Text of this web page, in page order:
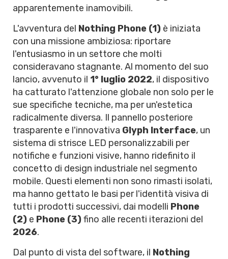
apparentemente inamovibili.
L'avventura del Nothing Phone (1) è iniziata
con una missione ambiziosa: riportare
l'entusiasmo in un settore che molti
consideravano stagnante. Al momento del suo
lancio, avvenuto il 1° luglio 2022, il dispositivo
ha catturato l'attenzione globale non solo per le
sue specifiche tecniche, ma per un'estetica
radicalmente diversa. Il pannello posteriore
trasparente e l'innovativa Glyph Interface, un
sistema di strisce LED personalizzabili per
notifiche e funzioni visive, hanno ridefinito il
concetto di design industriale nel segmento
mobile. Questi elementi non sono rimasti isolati,
ma hanno gettato le basi per l'identità visiva di
tutti i prodotti successivi, dai modelli Phone
(2) e Phone (3)fino alle recenti iterazioni del
2026.
Dal punto di vista del software, il Nothing